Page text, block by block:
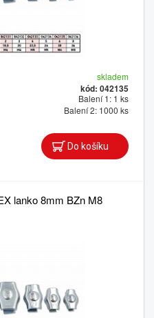
skladem
kód: 042135
Balení 1: 1 ks
Balení 2: 1000 ks
lanko 8mm BZn M8